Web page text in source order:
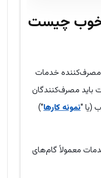
خوب چیست
مصرف‌کننده خدمات
باید مصرف‌کنندگان
(یا "نمونه کارها")
معمولاً گام‌های